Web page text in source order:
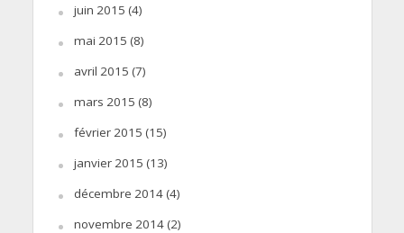
juin 2015 (4)
mai 2015 (8)
avril 2015 (7)
mars 2015 (8)
février 2015 (15)
janvier 2015 (13)
décembre 2014(4)
novembre 2014(2)